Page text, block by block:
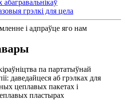
грэлкі для цела
і адпраўце яго нам